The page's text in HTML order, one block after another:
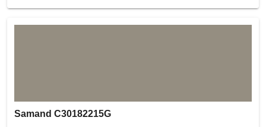
Samand C30182215G